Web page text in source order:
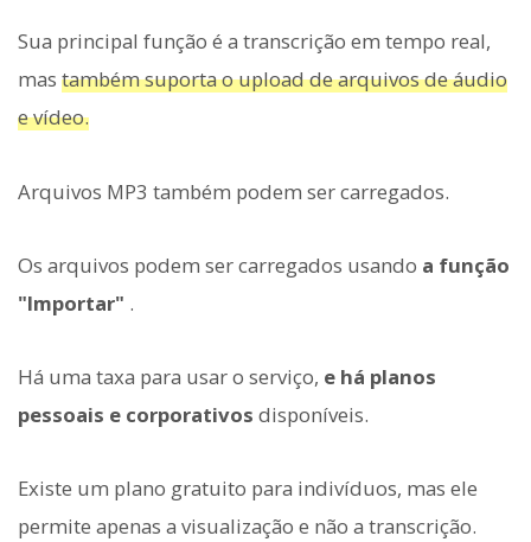
Sua principal função é a transcrição em tempo real,
mas também suporta o upload de arquivos de áudio
e vídeo.
Arquivos MP3 também podem ser carregados.
Os arquivos podem ser carregados usando a função
"Importar" .
Há uma taxa para usar o serviço, e há planos
pessoais e corporativos disponíveis.
Existe um plano gratuito para indivíduos, mas ele
permite apenas a visualização e não a transcrição.